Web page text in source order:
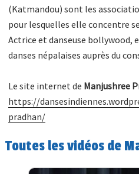
(Katmandou) sont les
pour lesquelles elle concentre
Actrice et danseuse bollywood,
danses népalaises auprès du
Le site internet de Manjushree
https://
pradhan/
Toutes les vidéos de